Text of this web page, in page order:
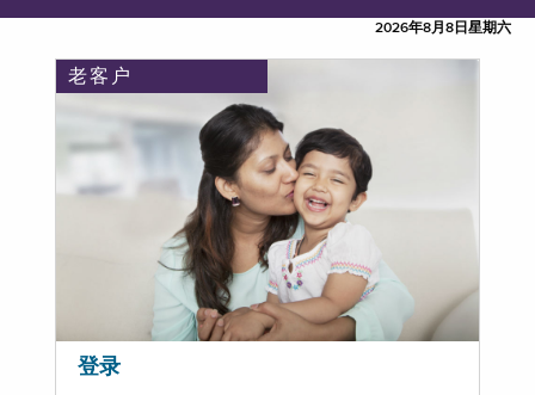
2026年8月8日星期六
老客户
登录